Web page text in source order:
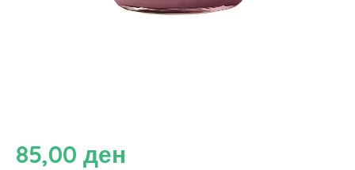
85,00 ден